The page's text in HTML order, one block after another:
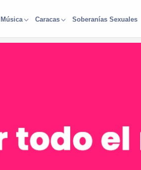
Música Caracas Soberanías Sexuales